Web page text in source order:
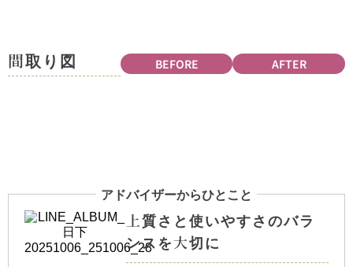
間取り図 BEFORE AFTER
アドバイザーからひとこと
上質さと使いやすさのバラ
ンスを大切に